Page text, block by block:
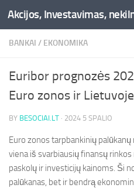
Skip to content
BANKAI / EKONOMIKA
Euribor prognozės
Euro zonos ir
BY BESOCIAI.LT · 2024 5 SPALIO
Euro zonos tarpbankinių
viena iš svarbiausių finansų
paskolų ir investicijų kainoms. Ši
palūkanas, bet ir bendrą